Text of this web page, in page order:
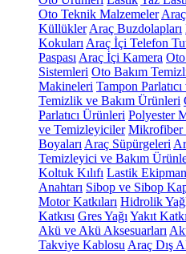
Oto Teknik Malzemeler
Küllükler Araç Buzdolapları
Kokuları Araç İçi Telefon
Paspası Araç İçi Kamera
Sistemleri Oto Bakım
Makineleri Tampon
Temizlik ve Bakım Ürünleri
Parlatıcı Ürünleri Polyester
ve Temizleyiciler Mikrofiber
Boyaları Araç Süpürgeleri
Temizleyici ve Bakım
Koltuk Kılıfı Lastik
Anahtarı Sibop ve Sibop
Motor Katkıları Hidrolik
Katkısı Gres Yağı Yakıt
Akü ve Akü Aksesuarları
Takviye Kablosu Araç Dış